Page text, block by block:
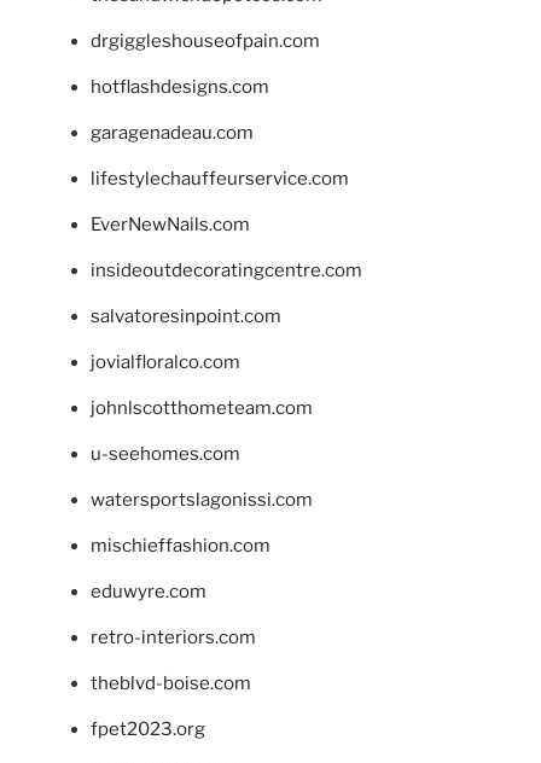
drgiggleshouseofpain.com
hotflashdesigns.com
garagenadeau.com
lifestylechauffeurservice.com
EverNewNails.com
insideoutdecoratingcentre.com
salvatoresinpoint.com
jovialfloralco.com
johnlscotthometeam.com
u-seehomes.com
watersportslagonissi.com
mischieffashion.com
eduwyre.com
retro-interiors.com
theblvd-boise.com
fpet2023.org